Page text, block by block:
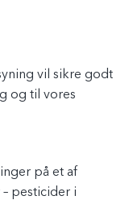
vil sikre godt
og til vores
på et af
pesticider i